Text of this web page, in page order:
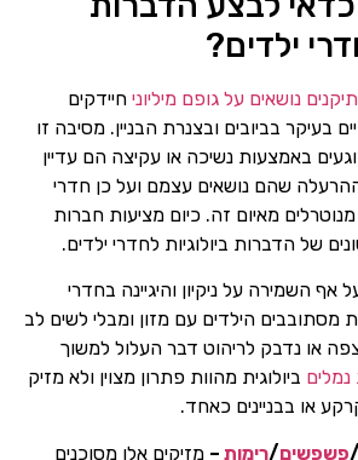
ילדים?
תיקנים נושאים על גופם מיליוני חיידקים
בביובים ובצנרת הבניין. מסיבה זו
באמצעות נשיכה או עקיצה הם עדיין
שהם נושאים עצמם ועל כן חדרי
מאיום זה. כיום מציעות חברות
של הדברות ביולוגיות לחדרי ילדים.
אף השמירה על ניקיון והיגיינה בחדרי
מסתובבים הילדים עם מזון ומבלי לשים לב
או נדבק לריהוט דבר העלול למשוך
ביולוגית מהוות פתרון מצוין ולא מזיק
או בבניינים כאחד.
/פשפשים/רימות – מזיקים אלו מסוכנים